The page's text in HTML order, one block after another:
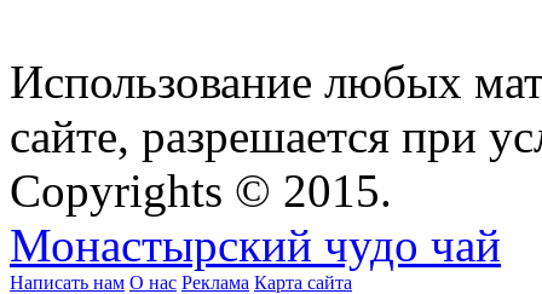
Использование любых
сайте, разрешается при
Copyrights © 2015.
Монастырский чудо чай
Написать нам О нас Реклама Карта сайта